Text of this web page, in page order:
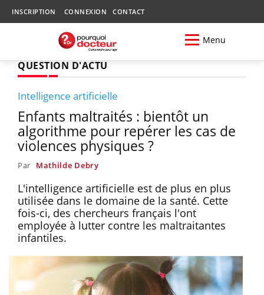
INSCRIPTION CONNEXION CONTACT
Menu
QUESTION D'ACTU
Intelligence artificielle
Enfants maltraités : bientôt un
algorithme pour repérer les cas de
violences physiques ?
Par Mathilde Debry
L'intelligence artificielle est de plus en plus
utilisée dans le domaine de la santé. Cette
fois-ci, des chercheurs français l'ont
employée à lutter contre les maltraitantes
infantiles.